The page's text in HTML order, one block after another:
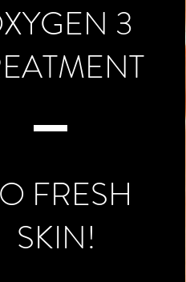
3
FRESH
SKIN!